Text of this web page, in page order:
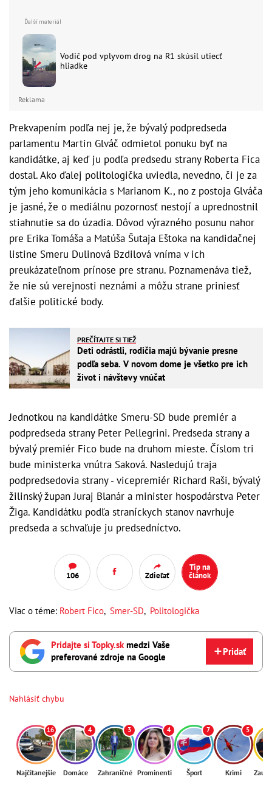
Vodič pod vplyvom drog na R1 skúsil utiecť
hliadke
Reklama
Prekvapením podľa nej je, že bývalý podpredseda
parlamentu Martin Glváč odmietol ponuku byť na
kandidátke, aj keď ju podľa predsedu strany Roberta Fica
dostal. Ako ďalej politologička uviedla, nevedno, či je za
tým jeho komunikácia s Marianom K., no z postoja Glváča
je jasné, že o mediálnu pozornosť nestojí a uprednostnil
stiahnutie sa do úzadia. Dôvod výrazného posunu nahor
pre Erika Tomáša a Matúša Šutaja Eštoka na kandidačnej
listine Smeru Dulinová Bzdilová vníma v ich
preukázateľnom prínose pre stranu. Poznamenáva tiež,
že nie sú verejnosti neznámi a môžu strane priniesť
ďalšie politické body.
PREČÍTAJTE SI TIEŽ
Deti odrástli, rodičia majú bývanie presne
podľa seba. V novom dome je všetko pre ich
život i návštevy vnúčat
Jednotkou na kandidátke Smeru-SD bude premiér a
podpredseda strany Peter Pellegrini. Predseda strany a
bývalý premiér Fico bude na druhom mieste. Číslom tri
bude ministerka vnútra Saková. Nasledujú traja
podpredsedovia strany - vicepremiér Richard Raši, bývalý
žilinský župan Juraj Blanár a minister hospodárstva Peter
Žiga. Kandidátku podľa straníckych stanov navrhuje
predseda a schvaľuje ju predsedníctvo.
106 Zdieľať
Tip na
článok
Viac o téme: Robert Fico, Smer-SD, Politologička
Pridajte si Topky.skmedzi Vaše
preferované zdroje na Google
Pridať
Nahlásiť chybu
16
Najčítanejšie
4
Domáce
3
Zahraničné
4
Prominenti
7
Šport
5
Krimi